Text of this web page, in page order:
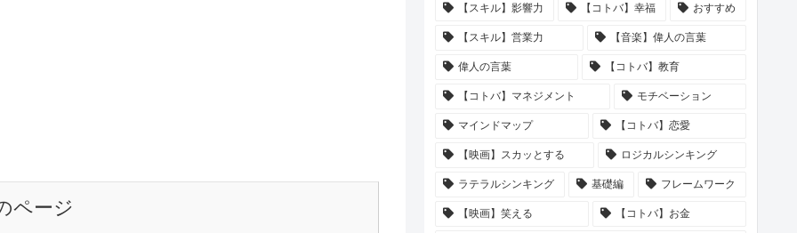
ページ
【スキル】影響力 【コトバ】幸福 おすすめ
【スキル】営業力 【音楽】偉人の言葉
偉人の言葉 【コトバ】教育
【コトバ】マネジメント モチベーション
マインドマップ 【コトバ】恋愛
【映画】スカッとする ロジカルシンキング
ラテラルシンキング 基礎編 フレームワーク
【映画】笑える 【コトバ】お金